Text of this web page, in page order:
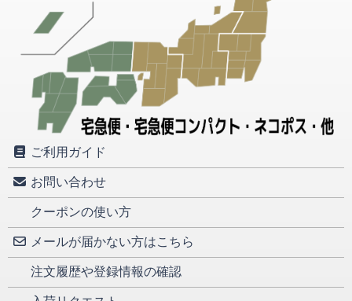
ご利用ガイド
お問い合わせ
クーポンの使い方
メールが届かない方はこちら
注文履歴や登録情報の確認